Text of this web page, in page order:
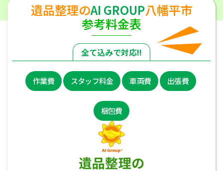
遺品整理のAI GROUP八幡平市
参考料金表
全て込みで対応!!
作業費 スタッフ料金 車両費 出張費
梱包費